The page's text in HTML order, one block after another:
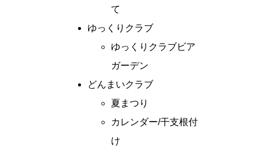
て
ゆっくりクラブ
ゆっくりクラブビア
ガーデン
どんまいクラブ
夏まつり
カレンダー/干支根付
け